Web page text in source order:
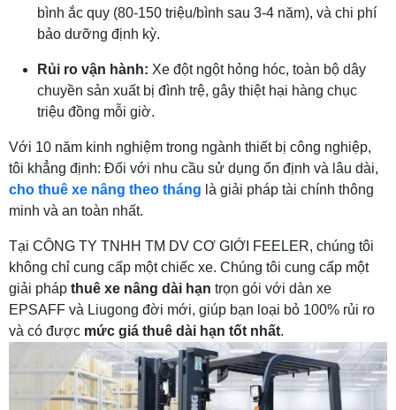
bình ắc quy (80-150 triệu/bình sau 3-4 năm), và chi phí
bảo dưỡng định kỳ.
Rủi ro vận hành: Xe đột ngột hỏng hóc, toàn bộ dây
chuyền sản xuất bị đình trệ, gây thiệt hại hàng chục
triệu đồng mỗi giờ.
Với 10 năm kinh nghiệm trong ngành thiết bị công nghiệp,
tôi khẳng định: Đối với nhu cầu sử dụng ổn định và lâu dài,
cho thuê xe nâng theo tháng là giải pháp tài chính thông
minh và an toàn nhất.
Tại CÔNG TY TNHH TM DV CƠ GIỚI FEELER, chúng tôi
không chỉ cung cấp một chiếc xe. Chúng tôi cung cấp một
giải pháp thuê xe nâng dài hạn trọn gói với dàn xe
EPSAFF và Liugong đời mới, giúp bạn loại bỏ 100% rủi ro
và có được mức giá thuê dài hạn tốt nhất.